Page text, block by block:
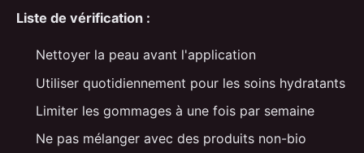
Liste de vérification :
Nettoyer la peau avant l'application
Utiliser quotidiennement pour les soins hydratants
Limiter les gommages à une fois par semaine
Ne pas mélanger avec des produits non-bio